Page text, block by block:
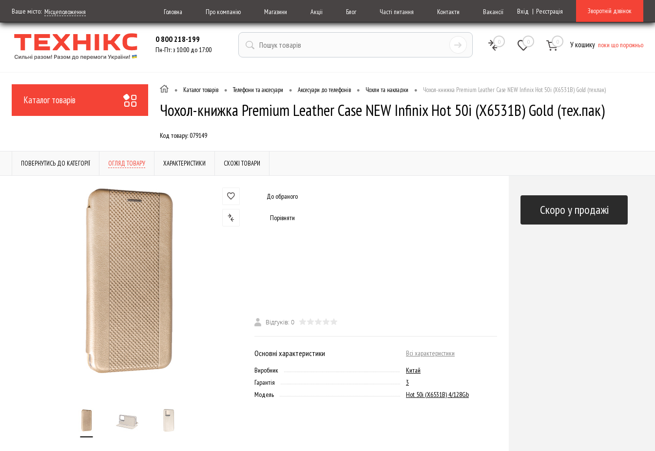
Ваше місто: Місцеположення Головна Про компанію Магазини Акціі Блог Часті питання Контакти Вакансії Вхід Реєстрація Зворотній дзвінок
0 800 218-199
Пн-Пт: з 10:00 до 17:00
0 0 0 У кошику поки що порожньо
Каталог товарів
• Каталог товарів • Телефони та аксесуари • Аксесуари до телефонів • Чохли та накладки • Чохол-книжка Premium Leather Case NEW Infinix Hot 50i (X6531B) Gold (тех.пак)
Чохол-книжка Premium Leather Case NEW Infinix Hot 50i (X6531B) Gold (тех.пак)
Код товару:079149
ПОВЕРНУТИСЬ ДО КАТЕГОРІЇ ОГЛЯД ТОВАРУ ХАРАКТЕРИСТИКИ СХОЖІ ТОВАРИ
До обраного
Порівняти
Відгуків: 0
Основні характеристики
Всі характеристики
Виробник
Китай
Гарантія
3
Модель
Hot 50i (X6531B) 4/128Gb
Скоро у продажі